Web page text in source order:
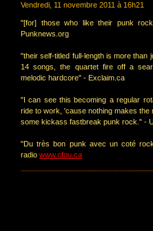
Vendredi, 11 novembre 2011 à 16h21
"[for] those who like their punk
Punknews.org
"their self-titled full-length is more
14 songs, the quartet fire off a
melodic hardcore" - Exclaim.ca
"I can see this becoming a regular
ride to work, 'cause nothing makes the
some kickass fastbreak punk rock." -
"Du très bon punk avec un coté
radio www.cfou.ca